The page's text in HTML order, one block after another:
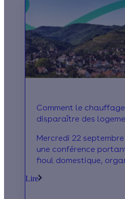
Comment le
disparaître des
Mercredi 22
une conférence
fioul domestique,
propos des différents
Lire